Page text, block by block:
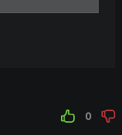
0